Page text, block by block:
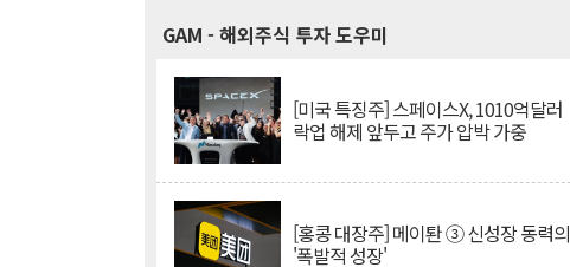
GAM - 해외주식 투자 도우미
[미국 특징주] 스페이스X, 1010억달러
락업 해제 앞두고 주가 압박 가중
[홍콩 대장주] 메이퇀 ③ 신성장 동력의
'폭발적 성장'